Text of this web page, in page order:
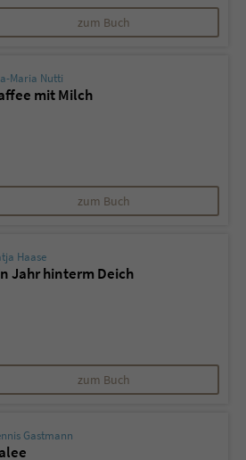
zum Buch
Maria Nutti
mit Milch
zum Buch
Haase
Jahr hinterm Deich
zum Buch
Gastmann